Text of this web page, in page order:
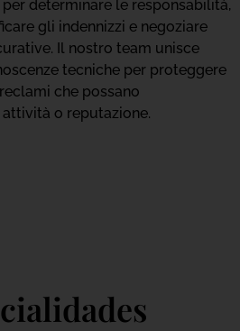
determinare le responsabilità,
gli indennizzi e negoziare
Il nostro team unisce
tecniche per proteggere
che possano
o reputazione.